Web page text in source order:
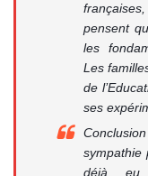
pensent
les
Les
de
ses
sympathie
déjà eu